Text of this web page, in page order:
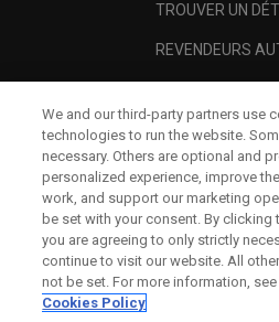
TROUVER UN
REVENDEURS
A PROPOS
MENTIONS
We and our third-party partners use
technologies to run the website.
necessary. Others are optional and
personalized experience, improve
work, and support our marketing
be set with your consent. By clicking
you are agreeing to only strictly
continue to visit our website. All
not be set. For more information,
Cookies Policy